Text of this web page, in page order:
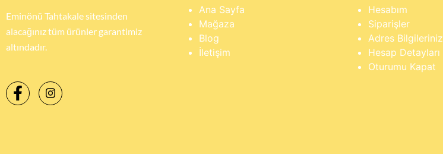
Eminönü Tahtakale sitesinden
alacağınız tüm ürünler garantimiz
altındadır.
Ana Sayfa
Mağaza
Blog
İletişim
Hesabım
Siparişler
Adres Bilgileriniz
Hesap Detayları
Oturumu Kapat